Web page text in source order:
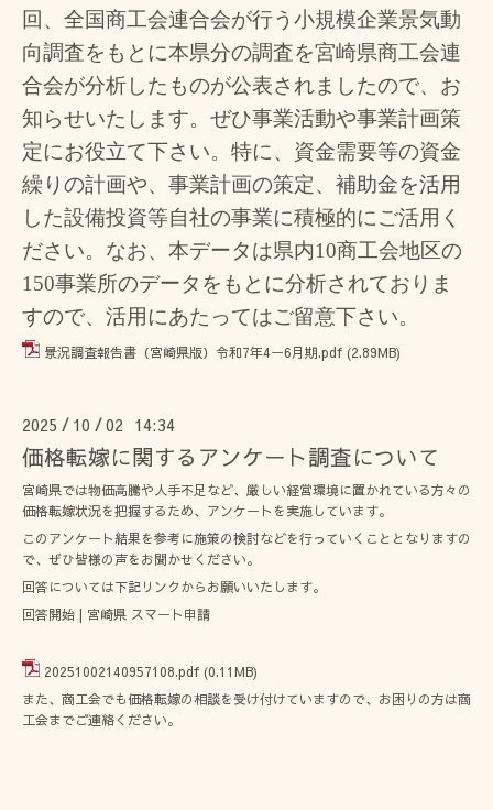
回、全国商工会連合会が行う小規模企業景気動
向調査をもとに本県分の調査を宮崎県商工会連
合会が分析したものが公表されましたので、お
知らせいたします。 ぜひ事業活動や事業計画策
定にお役立て下さい。特に、資金需要等の資金
繰りの計画や、事業計画の策定、補助金を活用
した設備投資等自社の事業に積極的にご活用く
ださい。なお、本データは県内10商工会地区の
150事業所のデータをもとに分析されておりま
すので、活用にあたってはご留意下さい。
景況調査報告書（宮崎県版）令和7年4ー6月期.pdf (2.89MB)
2025 / 10 /02 14:34
価格転嫁に関するアンケート調査について
宮崎県では物価高騰や人手不足など、厳しい経営環境に置かれている方々の
価格転嫁状況を把握するため、アンケートを実施しています。
このアンケート結果を参考に施策の検討などを行っていくこととなりますの
で、ぜひ皆様の声をお聞かせください。
回答については下記リンクからお願いいたします。
回答開始 | 宮崎県 スマート申請
20251002140957108.pdf (0.11MB)
また、商工会でも価格転嫁の相談を受け付けていますので、お困りの方は商
工会までご連絡ください。